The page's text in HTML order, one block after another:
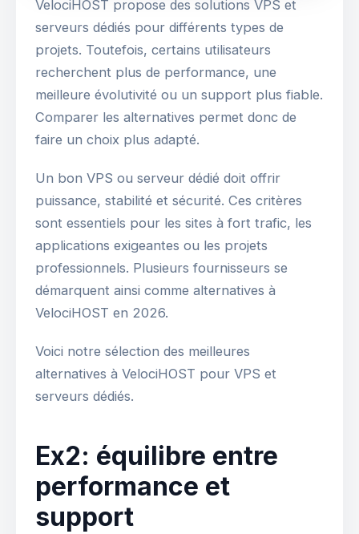
VelociHOST propose des solutions VPS et
serveurs dédiés pour différents types de
projets. Toutefois, certains utilisateurs
recherchent plus de performance, une
meilleure évolutivité ou un support plus fiable.
Comparer les alternatives permet donc de
faire un choix plus adapté.
Un bon VPS ou serveur dédié doit offrir
puissance, stabilité et sécurité. Ces critères
sont essentiels pour les sites à fort trafic, les
applications exigeantes ou les projets
professionnels. Plusieurs fournisseurs se
démarquent ainsi comme alternatives à
VelociHOST en 2026.
Voici notre sélection des meilleures
alternatives à VelociHOST pour VPS et
serveurs dédiés.
Ex2: équilibre entre
performance et
support